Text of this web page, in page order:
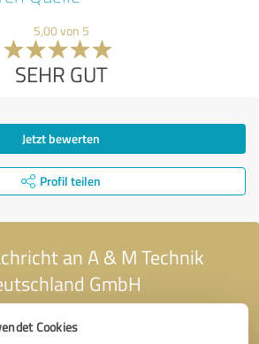
Cookies
5,00 von 5
SEHR GUT
Jetzt bewerten
Profil teilen
an A & M Technik
GmbH